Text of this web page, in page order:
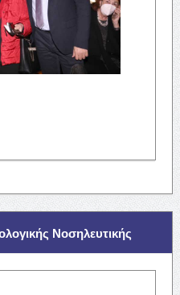
Νοσηλευτικής